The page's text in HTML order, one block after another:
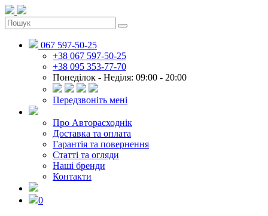
067 597-50-25
+38 067 597-50-25
+38 095 353-77-70
Понеділок - Неділя: 09:00 - 20:00
Передзвоніть мені
Про Авторасходнік
Доставка та оплата
Гарантія та повернення
Статті та огляди
Наші бренди
Контакти
0